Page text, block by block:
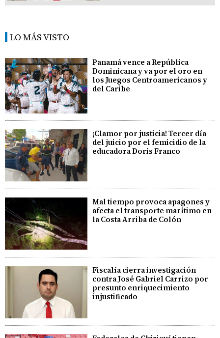
LO MÁS VISTO
Panamá vence a República
Dominicana y va por el oro en
los Juegos Centroamericanos y
del Caribe
¡Clamor por justicia! Tercer día
del juicio por el femicidio de la
educadora Doris Franco
Mal tiempo provoca apagones y
afecta el transporte marítimo en
la Costa Arriba de Colón
Fiscalía cierra investigación
contra José Gabriel Carrizo por
presunto enriquecimiento
injustificado